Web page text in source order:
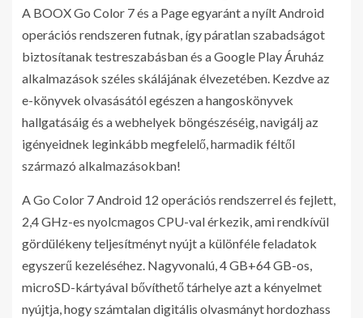
A BOOX Go Color 7 és a Page egyaránt a nyílt Android
operációs rendszeren futnak, így páratlan szabadságot
biztosítanak testreszabásban és a Google Play Áruház
alkalmazások széles skálájának élvezetében. Kezdve az
e-könyvek olvasásától egészen a hangoskönyvek
hallgatásáig és a webhelyek böngészéséig, navigálj az
igényeidnek leginkább megfelelő, harmadik féltől
származó alkalmazásokban!
A Go Color 7 Android 12 operációs rendszerrel és fejlett,
2,4 GHz-es nyolcmagos CPU-val érkezik, ami rendkívül
gördülékeny teljesítményt nyújt a különféle feladatok
egyszerű kezeléséhez. Nagyvonalú, 4 GB+64 GB-os,
microSD-kártyával bővíthető tárhelye azt a kényelmet
nyújtja, hogy számtalan digitális olvasmányt hordozhass